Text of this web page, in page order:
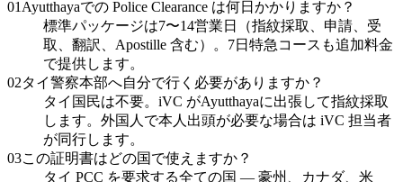
01 Ayutthayaでの Police Clearance は何日かかりますか？
標準パッケージは7〜14営業日（指紋採取、申請、受
取、翻訳、Apostille 含む）。7日特急コースも追加料金
で提供します。
02タイ警察本部へ自分で行く必要がありますか？
タイ国民は不要。iVC がAyutthayaに出張して指紋採取
します。外国人で本人出頭が必要な場合は iVC 担当者
が同行します。
03この証明書はどの国で使えますか？
タイ PCC を要求する全ての国 — 豪州、カナダ、米